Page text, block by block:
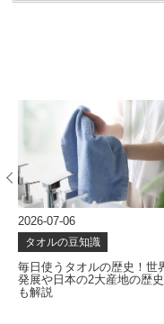
2026-07-06
タオルの豆知識
毎日使うタオルの歴史！世
発展や日本の2大産地の歴
も解説